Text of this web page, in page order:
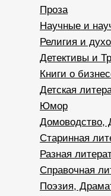
Проза
Научные и
Религия и
Детективы и
Книги о
Детская
Юмор
Домоводство,
Старинная
Разная
Справочная
Поэзия,